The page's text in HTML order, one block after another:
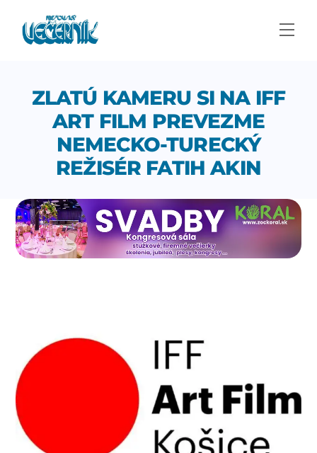
content
ZLATÚ KAMERU SI NA IFF
ART FILM PREVEZME
NEMECKO-TURECKÝ
REŽISÉR FATIH AKIN